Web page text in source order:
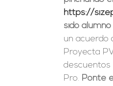
https://
sido
un acuerdo
Proyecta
descuentos
Pro. Ponte